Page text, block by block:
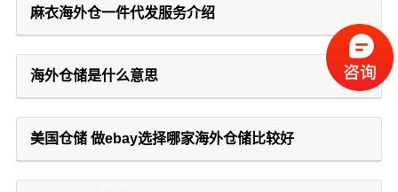
麻衣海外仓一件代发服务介绍
海外仓储是什么意思
美国仓储 做ebay选择哪家海外仓储比较好